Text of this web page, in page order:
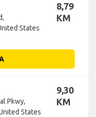
States
8,79
KM
Pkwy,
States
9,30
KM